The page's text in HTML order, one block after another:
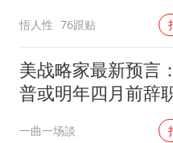
悟人性 76跟贴
美战略家最新预言
普或明年四月前辞
一曲一场談